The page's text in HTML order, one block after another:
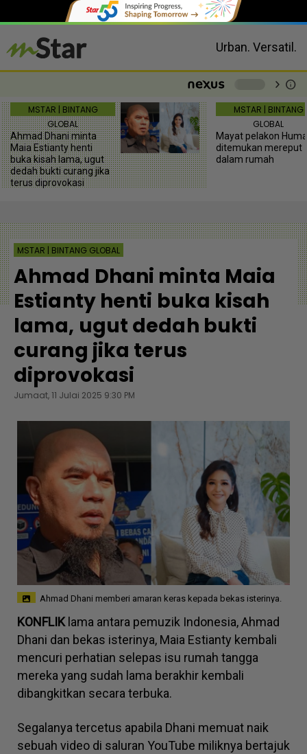
Urban. Versatil.
chevron_right info
MSTAR | BINTANG
GLOBAL
Ahmad Dhani minta
Maia Estianty henti
buka kisah lama, ugut
dedah bukti curang jika
terus diprovokasi
MSTAR | BINTANG
GLOBAL
Mayat pelakon
ditemukan mereput
dalam rumah
MSTAR | BINTANG GLOBAL
Ahmad Dhani minta Maia
Estianty henti buka kisah
lama, ugut dedah bukti
curang jika terus
diprovokasi
Jumaat, 11 Julai 2025 9:30 PM
Ahmad Dhani memberi amaran keras kepada bekas isterinya.
KONFLIK lama antara pemuzik Indonesia, Ahmad
Dhani dan bekas isterinya, Maia Estianty kembali
mencuri perhatian selepas isu rumah tangga
mereka yang sudah lama berakhir kembali
dibangkitkan secara terbuka.
Segalanya tercetus apabila Dhani memuat naik
sebuah video di saluran YouTube miliknya bertajuk